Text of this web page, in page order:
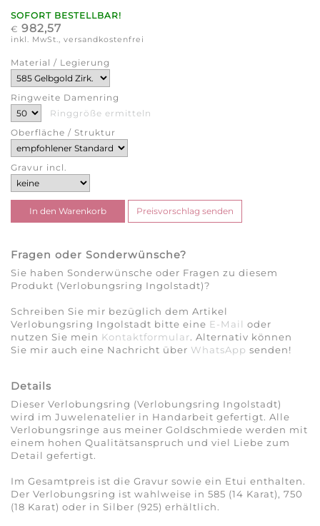
SOFORT BESTELLBAR!
€ 982,57
inkl. MwSt., versandkostenfrei
Material / Legierung
Ringweite Damenring
Ringgröße ermitteln
Oberfläche / Struktur
Gravur incl.
Fragen oder Sonderwünsche?
Sie haben Sonderwünsche oder Fragen zu diesem
Produkt (Verlobungsring Ingolstadt)?
Schreiben Sie mir bezüglich dem Artikel
Verlobungsring Ingolstadt bitte eine E-Mail oder
nutzen Sie mein Kontaktformular. Alternativ können
Sie mir auch eine Nachricht über WhatsApp senden!
Details
Dieser Verlobungsring (Verlobungsring Ingolstadt)
wird im Juwelenatelier in Handarbeit gefertigt. Alle
Verlobungsringe aus meiner Goldschmiede werden mit
einem hohen Qualitäts­anspruch und viel Liebe zum
Detail gefertigt.
Im Gesamtpreis ist die Gravur sowie ein Etui enthalten.
Der Verlobungsring ist wahlweise in 585 (14 Karat), 750
(18 Karat) oder in Silber (925) erhältlich.